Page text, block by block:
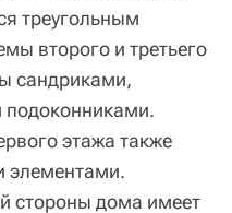
треугольным
второго и третьего
сандриками,
этажа также
элементами.
стороны дома имеет